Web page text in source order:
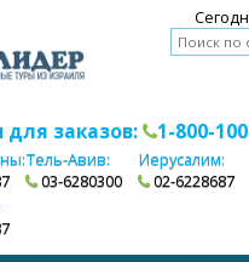
заказов: 1-800-
Тель-Авив:
03-6280300
Иерусалим:
02-6228687